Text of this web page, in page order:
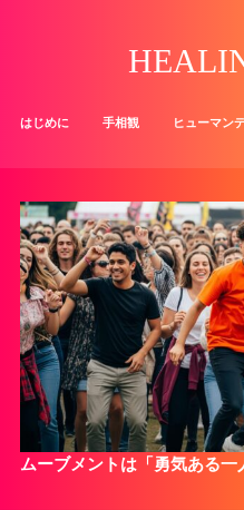
はじめに 手相観 ヒューマン
ムーブメントは「勇気ある